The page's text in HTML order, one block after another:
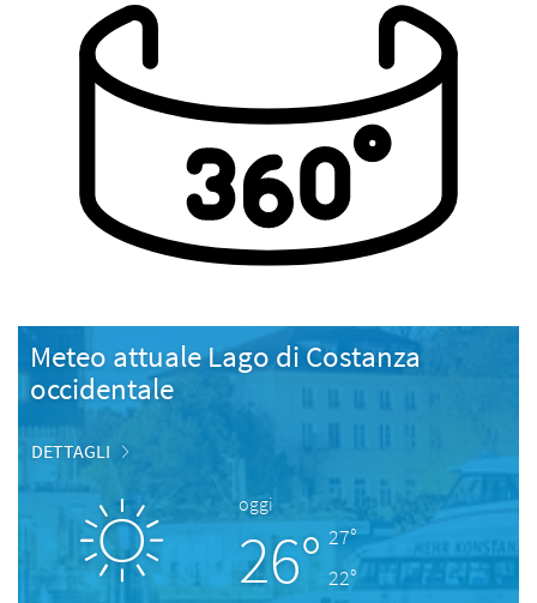
Meteo attuale Lago di Costanza
occidentale
DETTAGLI
oggi
26° 27°
22°